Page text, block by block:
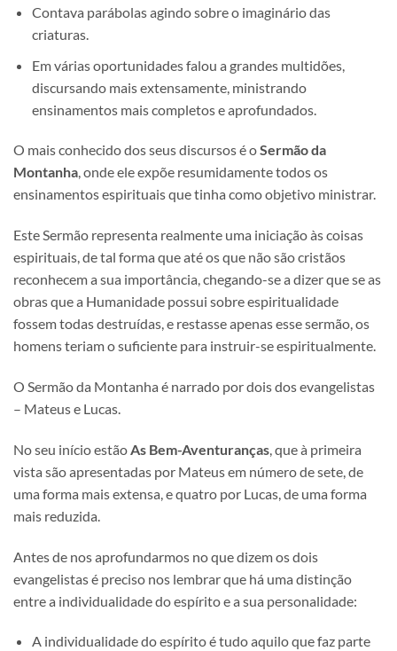
Contava parábolas agindo sobre o imaginário das
criaturas.
Em várias oportunidades falou a grandes multidões,
discursando mais extensamente, ministrando
ensinamentos mais completos e aprofundados.
O mais conhecido dos seus discursos é oSermão da
Montanha, onde ele expõe resumidamente todos os
ensinamentos espirituais que tinha como objetivo ministrar.
Este Sermão representa realmente uma iniciação às coisas
espirituais, de tal forma que até os que não são cristãos
reconhecem a sua importância, chegando-se a dizer que se as
obras que a Humanidade possui sobre espiritualidade
fossem todas destruídas, e restasse apenas esse sermão, os
homens teriam o suficiente para instruir-se espiritualmente.
O Sermão da Montanha é narrado por dois dos evangelistas
– Mateus e Lucas.
No seu início estão As Bem-Aventuranças , que à primeira
vista são apresentadas por Mateus em número de sete, de
uma forma mais extensa, e quatro por Lucas, de uma forma
mais reduzida.
Antes de nos aprofundarmos no que dizem os dois
evangelistas é preciso nos lembrar que há uma distinção
entre a individualidade do espírito e a sua personalidade:
A individualidade do espírito é tudo aquilo que faz parte